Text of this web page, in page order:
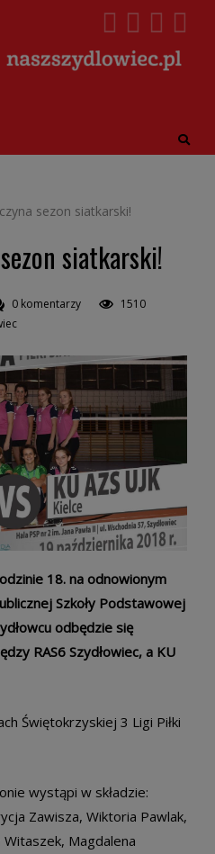
sezon siatkarski!
siatkarski!
0 komentarzy
1510
18. na odnowionym
Szkoły Podstawowej
odbędzie się
RAS6 Szydłowiec, a KU
Świętokrzyskiej 3 Ligi Piłki
wystąpi w składzie:
Zawisza, Wiktoria Pawlak,
Magdalena